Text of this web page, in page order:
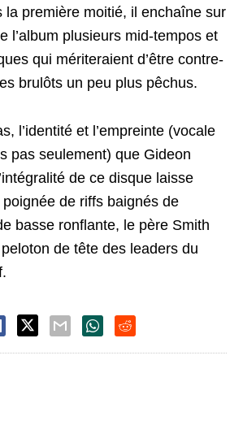
la première moitié, il enchaîne sur
l’album plusieurs mid-tempos et
qui mériteraient d’être contre-
brulôts un peu plus pêchus.
l’identité et l’empreinte (vocale
pas seulement) que Gideon
de ce disque laisse
de riffs baignés de
basse ronflante, le père Smith
de tête des leaders du